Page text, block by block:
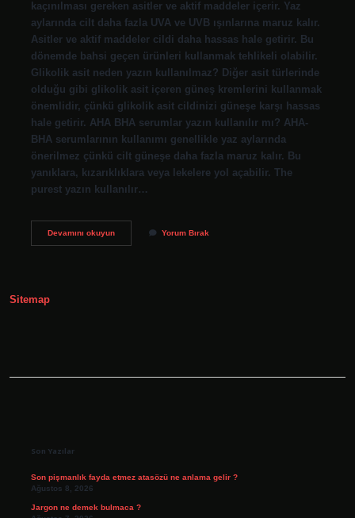
kaçınılması gereken asitler ve aktif maddeler içerir. Yaz
aylarında cilt daha fazla UVA ve UVB ışınlarına maruz kalır.
Asitler ve aktif maddeler cildi daha hassas hale getirir. Bu
dönemde bahsi geçen ürünleri kullanmak tehlikeli olabilir.
Glikolik asit neden yazın kullanılmaz? Diğer asit türlerinde
olduğu gibi glikolik asit içeren güneş kremlerini kullanmak
önemlidir, çünkü glikolik asit cildinizi güneşe karşı hassas
hale getirir. AHA BHA serumlar yazın kullanılır mı? AHA-
BHA serumlarının kullanımı genellikle yaz aylarında
önerilmez çünkü cilt güneşe daha fazla maruz kalır. Bu
yanıklara, kızarıklıklara veya lekelere yol açabilir. The
purest yazın kullanılır…
Devamını okuyunYazın
Yorum Bırak
Sitemap
Son Yazılar
Son pişmanlık fayda etmez atasözü ne anlama gelir ?
Ağustos 8, 2026
Jargon ne demek bulmaca ?